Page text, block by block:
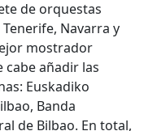
de orquestas
Navarra y
mostrador
añadir las
Euskadiko
Banda
de Bilbao. En total,